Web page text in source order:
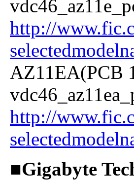
http://
AZ11EA(PCB
http://
■Gigabyte